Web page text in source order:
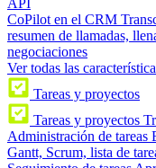
API
CoPilot en el CRM
resumen de llamadas,
negociaciones
Ver todas las
Tareas y proyectos
Tareas y proyectos
Administración de tareas
Gantt, Scrum, lista de